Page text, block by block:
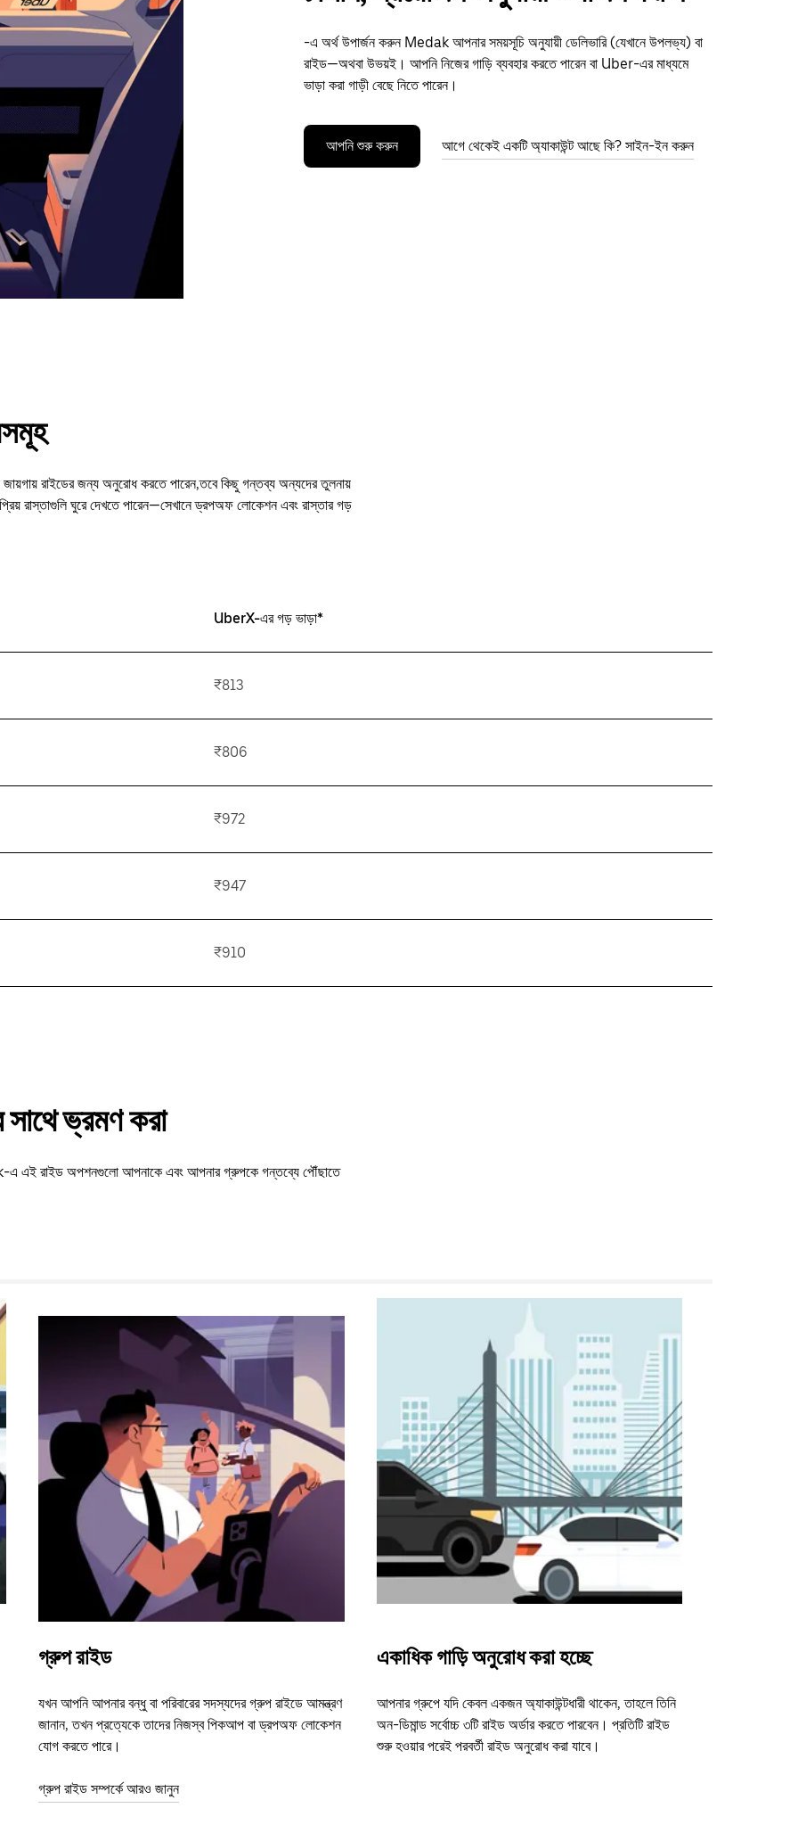
-এ অর্থ উপার্জন করুন Medak আপনার সময়সূচি অনুযায়ী ডেলিভারি (যেখানে উপলভ্য) বা
রাইড—অথবা উভয়ই। আপনি নিজের গাড়ি ব্যবহার করতে পারেন বা Uber-এর মাধ্যমে
ভাড়া করা গাড়ী বেছে নিতে পারেন।
আপনি শুরু করুন আগে থেকেই একটি অ্যাকাউন্ট আছে কি? সাইন-ইন করুন
রাইডের জন্য অনুরোধ করতে পারেন,তবে কিছু গন্তব্য অন্যদের তুলনায়
রাস্তাগুলি ঘুরে দেখতে পারেন—সেখানে ড্রপঅফ লোকেশন এবং রাস্তার গড়
UberX-এর গড় ভাড়া*
₹813
₹806
₹972
₹947
₹910
ভ্রমণ করা
এ এই রাইড অপশনগুলো আপনাকে এবং আপনার গ্রুপকে গন্তব্যে পৌঁছাতে
গ্রুপ রাইড
যখন আপনি আপনার বন্ধু বা পরিবারের সদস্যদের গ্রুপ রাইডে আমন্ত্রণ
জানান, তখন প্রত্যেকে তাদের নিজস্ব পিকআপ বা ড্রপঅফ লোকেশন
যোগ করতে পারে।
গ্রুপ রাইড সম্পর্কে আরও জানুন
একাধিক গাড়ি অনুরোধ করা হচ্ছে
আপনার গ্রুপে যদি কেবল একজন অ্যাকাউন্টধারী থাকেন, তাহলে তিনি
অন-ডিমান্ড সর্বোচ্চ ৩টি রাইড অর্ডার করতে পারবেন। প্রতিটি রাইড
শুরু হওয়ার পরেই পরবর্তী রাইড অনুরোধ করা যাবে।